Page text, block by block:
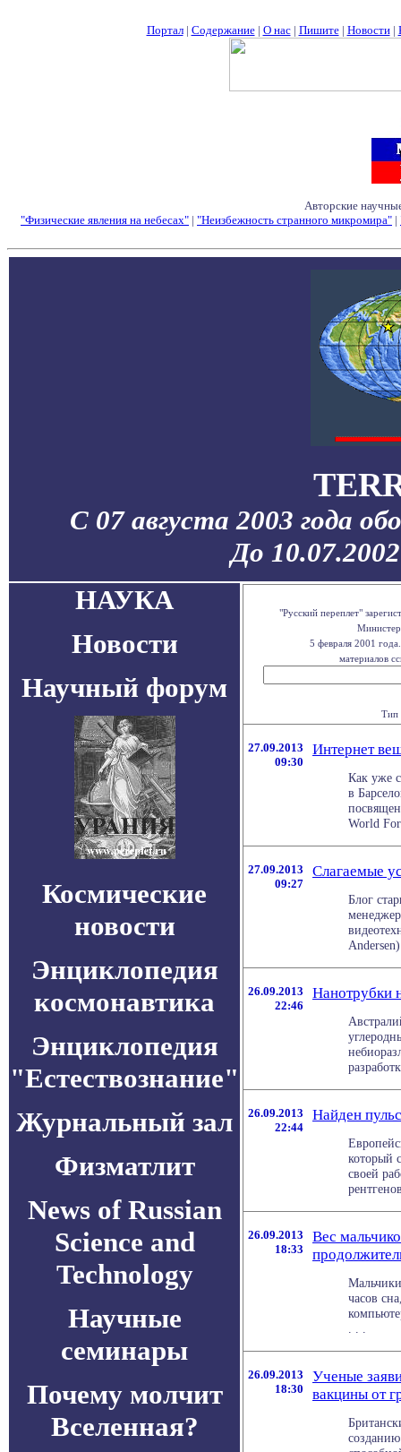
Портал| Содержание| О нас| Пишите| Новости|
Авторские
"Физические явления на небесах" | "Неизбежность странного микромира" |
С 07 августа 2003 года
До
НАУКА
Новости
Научный форум
Космические
новости
Энциклопедия
космонавтика
Энциклопедия
"Естествознание"
Журнальный зал
Физматлит
News of Russian
Science and
Technology
Научные
семинары
Почему молчит
Вселенная?
"Русский переплет"
5 февраля 2001
материалов
Тип
27.09.2013
09:30
Интернет
Как уже
в
World
27.09.2013
09:27
Слагаемые
Блог
26.09.2013
22:46
Нанотрубки
26.09.2013
22:44
Найден
который
своей
26.09.2013
18:33
Вес
часов
26.09.2013
18:30
Ученые
вакцины от